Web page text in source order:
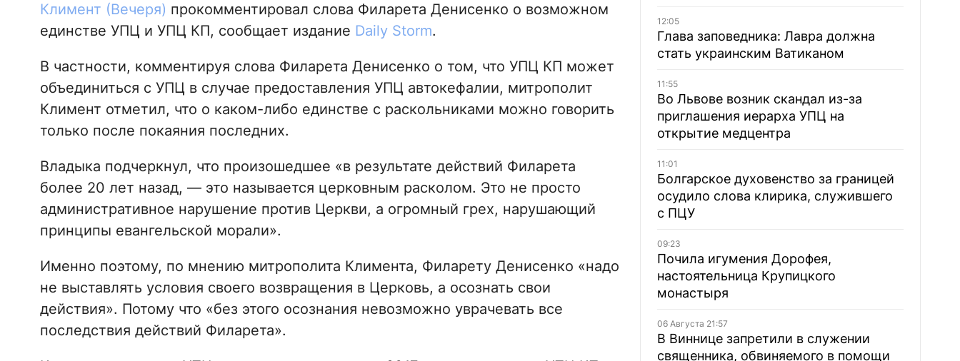
Климент (Вечеря) прокомментировал слова Филарета Денисенко о возможном
единстве УПЦ и УПЦ КП, сообщает издание Daily Storm.
В частности, комментируя слова Филарета Денисенко о том, что УПЦ КП может
объединиться с УПЦ в случае предоставления УПЦ автокефалии, митрополит
Климент отметил, что о каком-либо единстве с раскольниками можно говорить
только после покаяния последних.
Владыка подчеркнул, что произошедшее «в результате действий Филарета
более 20 лет назад, — это называется церковным расколом. Это не просто
административное нарушение против Церкви, а огромный грех, нарушающий
принципы евангельской морали».
Именно поэтому, по мнению митрополита Климента, Филарету Денисенко «надо
не выставлять условия своего возвращения в Церковь, а осознать свои
действия». Потому что «без этого осознания невозможно уврачевать все
последствия действий Филарета».
12:05
Глава заповедника: Лавра должна
стать украинским Ватиканом
11:55
Во Львове возник скандал из-за
приглашения иерарха УПЦ на
открытие медцентра
11:01
Болгарское духовенство за границей
осудило слова клирика, служившего
с ПЦУ
09:23
Почила игумения Дорофея,
настоятельница Крупицкого
монастыря
06 Августа 21:57
В Виннице запретили в служении
священника, обвиняемого в помощи